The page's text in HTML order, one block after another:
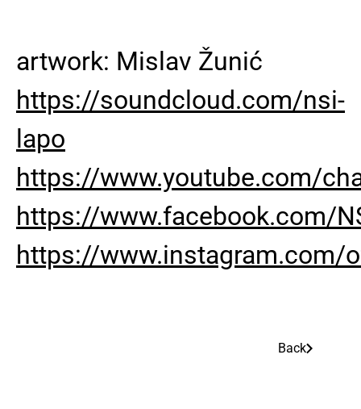
artwork: Mislav Žunić
https://soundcloud.com/nsi-
lapo
https://www.youtube.com/
https://www.facebook.com/
https://www.instagram.com/
Back